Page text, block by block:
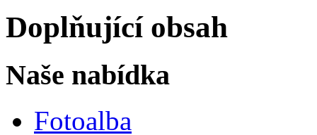
Doplňující obsah
Naše nabídka
Fotoalba